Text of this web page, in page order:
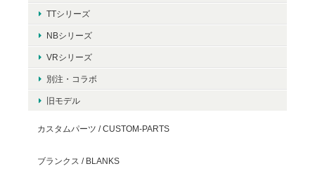
TTシリーズ
NBシリーズ
VRシリーズ
別注・コラボ
旧モデル
カスタムパーツ / CUSTOM-PARTS
ブランクス / BLANKS